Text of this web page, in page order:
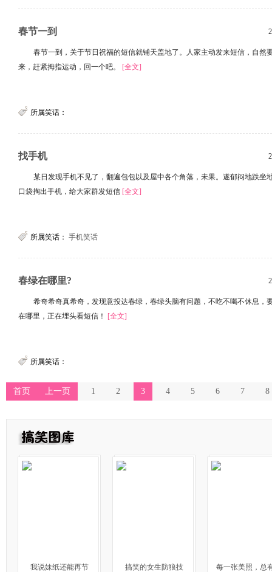
春节一到
春节一到，关于节日祝福的短信就铺天盖地了。人家主动发来短信，自然
来，赶紧拇指运动，回一个吧。
[全文]
所属笑话：
找手机
某日发现手机不见了，翻遍包包以及屋中各个角落，未果。遂郁闷地跌坐
口袋掏出手机，给大家群发短信 [全文]
所属笑话： 手机笑话
春绿在哪里?
希奇希奇真希奇，发现意投达春绿，春绿头脑有问题，不吃不喝不休息，
在哪里，正在埋头看短信！
[全文]
所属笑话：
首页 上一页 1 2 3 4 5 6 7 8
我说妹纸还能再节 搞笑的女生防狼技 每一张美照，总